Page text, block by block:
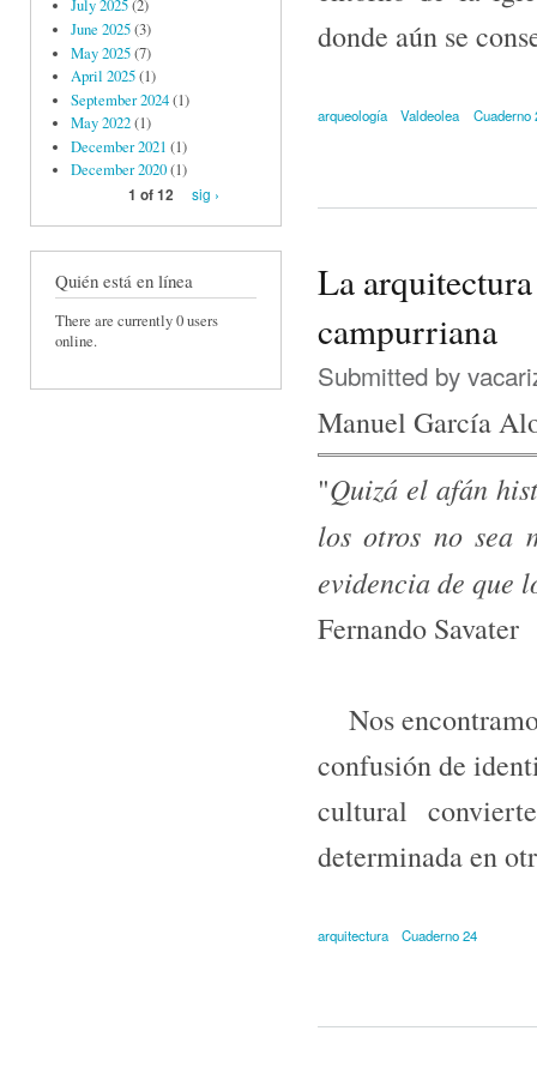
July 2025(2)
June 2025(3)
May 2025(7)
April 2025(1)
September 2024(1)
May 2022(1)
December 2021 (1)
December 2020(1)
1 of 12
sig ›
Quién está en línea
There are currently 0 users
online.
donde aún se
arqueología Valdeolea Cuaderno
La
campurriana
Submitted by
Manuel García
"Quizá el afán
los otros no sea
evidencia de que
Fernando Savater
Nos
confusión de
cultural
determinada en
arquitectura Cuaderno 24